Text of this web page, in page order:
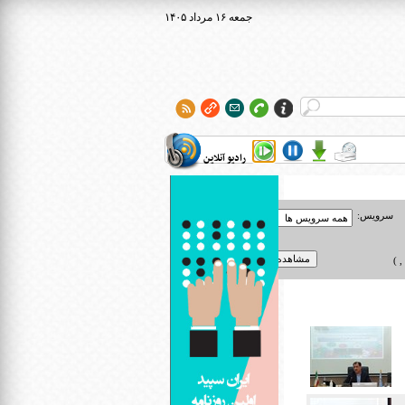
۱۴۰۵ جمعه ۱۶ مرداد
رادیو آنلاین
سرویس:
, )